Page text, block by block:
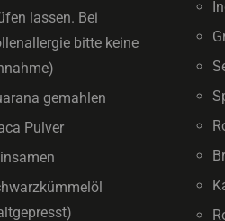
lassen. Bei
bitte keine
gemahlen
Pulver